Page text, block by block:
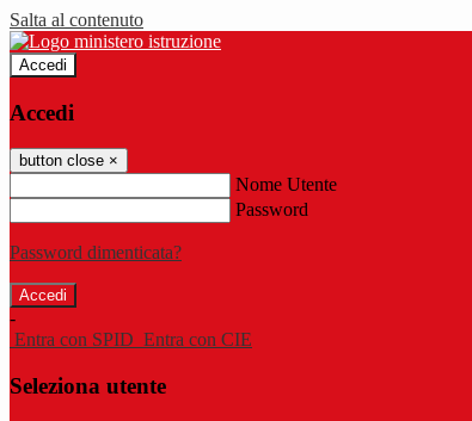
Salta al contenuto
Accedi
Accedi
button close ×
Nome Utente
Password
Password dimenticata?
-
Entra con SPID Entra con CIE
Seleziona utente